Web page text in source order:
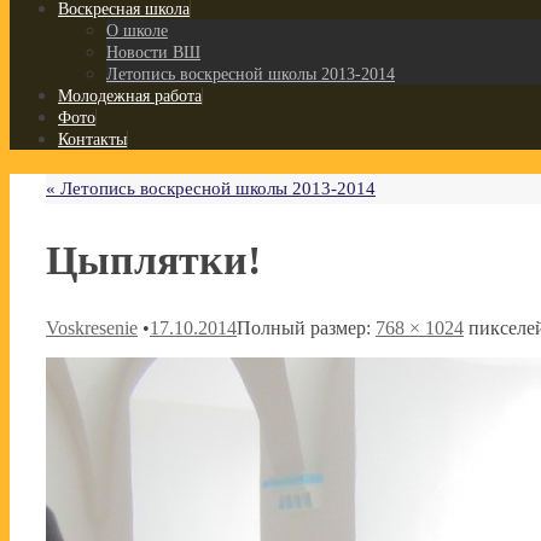
Воскресная школа
О школе
Новости ВШ
Летопись воскресной школы 2013-2014
Молодежная работа
Фото
Контакты
« Летопись воскресной школы 2013-2014
Цыплятки!
Voskresenie •17.10.2014Полный размер: 768 × 1024